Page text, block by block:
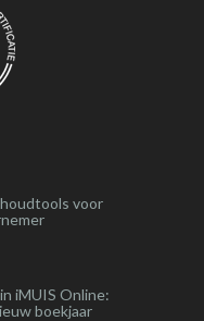
voor
iMUIS Online:
boekjaar